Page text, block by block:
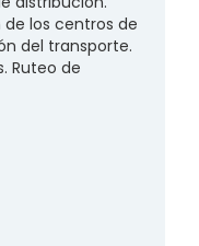
los centros de
del transporte.
Ruteo de